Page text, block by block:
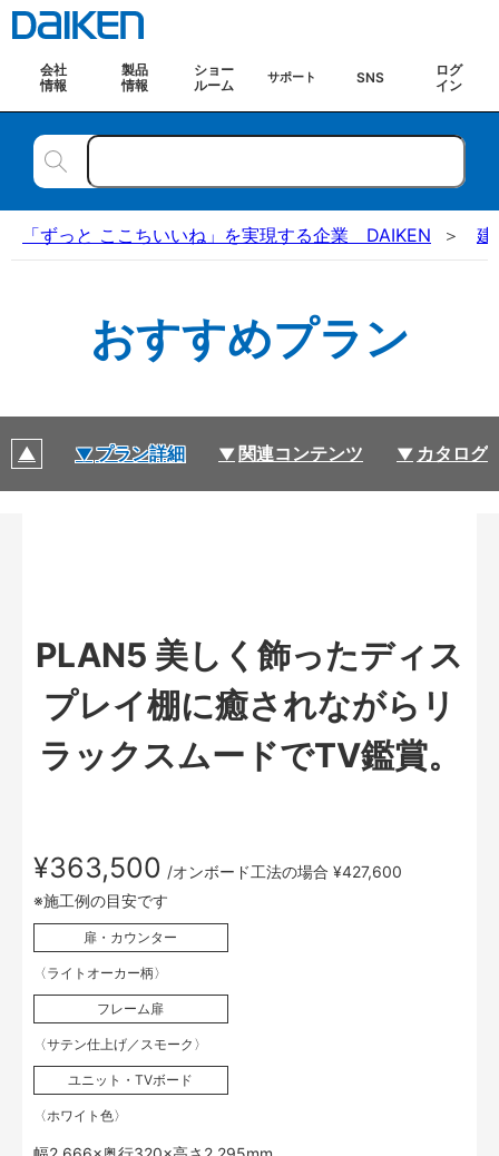
会社
情報
製品
情報
ショー
ルーム
サポート SNS
ログ
イン
「ずっと ここちいいね」を実現する企業 DAIKEN 建
おすすめプラン
プラン詳細 関連コンテンツ カタログ
PLAN5 美しく飾ったディス
プレイ棚に癒されながらリ
ラックスムードでTV鑑賞。
¥363,500 /オンボード工法の場合 ¥427,600
※施工例の目安です
扉・カウンター
〈ライトオーカー柄〉
フレーム扉
〈サテン仕上げ／スモーク〉
ユニット・TVボード
〈ホワイト色〉